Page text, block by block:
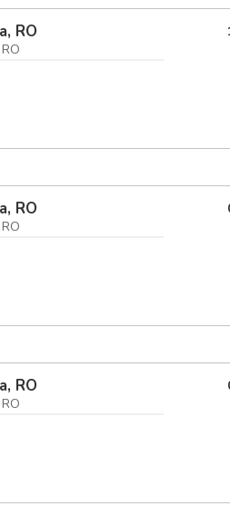
RO
RO
RO